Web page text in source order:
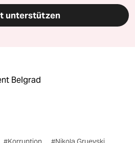
unterstützen
Belgrad